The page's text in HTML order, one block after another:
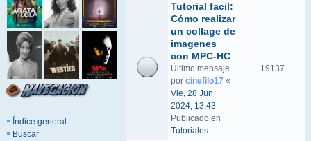
Índice general
Buscar
Tutorial facil:
Cómo realizar
un collage de
imagenes
con MPC-HC
Último mensaje
por cinefilo17 «
Vie, 28 Jun
2024, 13:43
Publicado en
Tutoriales
19137